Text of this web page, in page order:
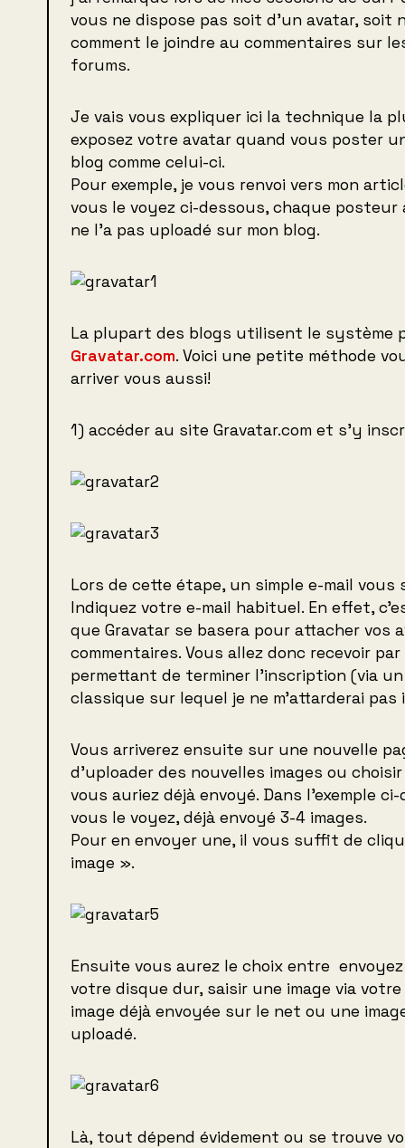
vous ne dispose pas soit d’un avatar, soit
comment le joindre au commentaires sur
forums.
Je vais vous expliquer ici la technique la
exposez votre avatar quand vous poster
blog comme celui-ci.
Pour exemple, je vous renvoi vers mon
vous le voyez ci-dessous, chaque posteur
ne l’a pas uploadé sur mon blog.
La plupart des blogs utilisent le système
Gravatar.com. Voici une petite méthode
arriver vous aussi!
1) accéder au site Gravatar.com et s’y
Lors de cette étape, un simple e-mail vous
Indiquez votre e-mail habituel. En effet,
que Gravatar se basera pour attacher vos
commentaires. Vous allez donc recevoir
permettant de terminer l’inscription (via
classique sur lequel je ne m’attarderai pas
Vous arriverez ensuite sur une nouvelle
d’uploader des nouvelles images ou
vous auriez déjà envoyé. Dans l’exemple ci-
vous le voyez, déjà envoyé 3-4 images.
Pour en envoyer une, il vous suffit de
image ».
Ensuite vous aurez le choix entre
votre disque dur, saisir une image via
image déjà envoyée sur le net ou une
uploadé.
Là, tout dépend évidement ou se trouve